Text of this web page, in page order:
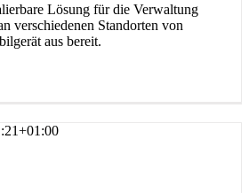
Lösung für die Verwaltung
verschiedenen Standorten von
aus bereit.